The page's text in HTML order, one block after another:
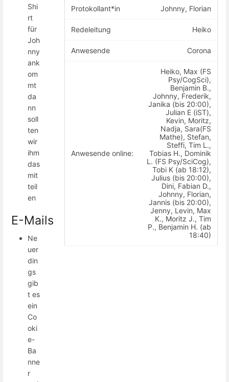
Protokollant*in Johnny, Florian
Redeleitung Heiko
Anwesende Corona
Anwesende online:
Heiko, Max (FS
Psy/CogSci),
Benjamin B.,
Johnny, Frederik,
Janika (bis 20:00),
Julian E (iST),
Kevin, Moritz,
Nadja, Sara(FS
Mathe), Stefan,
Steffi, Tim L.,
Tobias H., Dominik
L. (FS Psy/SciCog),
Tobi K (ab 18:12),
Julius (bis 20:00),
Dini, Fabian D.,
Johnny, Florian,
Jannis (bis 20:00),
Jenny, Levin, Max
K., Moritz J., Tim
P., Benjamin H. (ab
18:40)
Shi
rt
für
Joh
nny
ank
om
mt
da
nn
soll
ten
wir
ihm
das
mit
teil
en
E-Mails
Ne
uer
din
gs
gib
t es
ein
Co
oki
e-
Ba
nne
r